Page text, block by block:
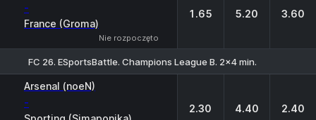
-
France (Groma)
Nie rozpoczęto
1.65 5.20 3.60
FC 26. ESportsBattle. Champions League B. 2x4 min.
Arsenal (noeN)
- 2.30 4.40 2.40